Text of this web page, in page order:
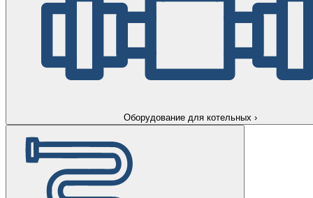
Оборудование для котельных ›